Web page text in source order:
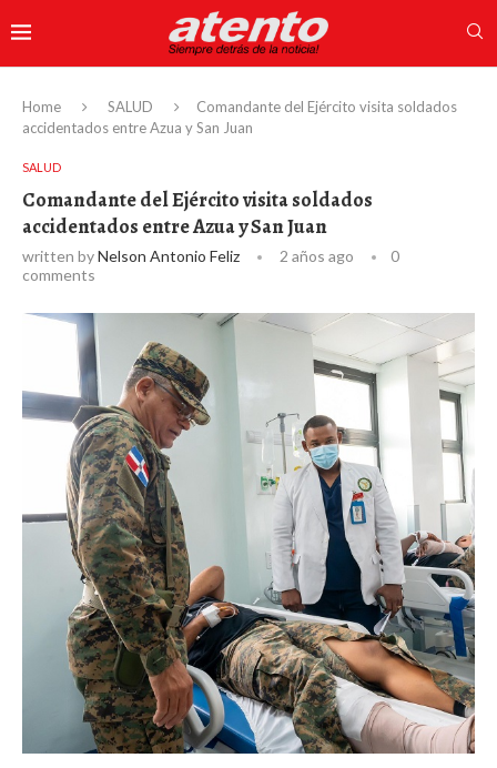
Home SALUD
Comandante del Ejército visita soldados
accidentados entre Azua y San Juan
SALUD
Comandante del Ejército visita soldados
accidentados entre Azua y San Juan
written byNelson Antonio Feliz 2 años ago
0
comments